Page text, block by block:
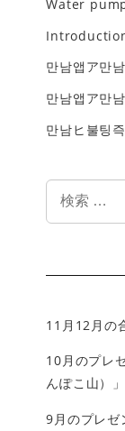
Water
만남앱ア만
만남앱ア만
만남ヒ불팅
11月12月の
10月のプレ
んぽこ山）」
9月のプレゼ